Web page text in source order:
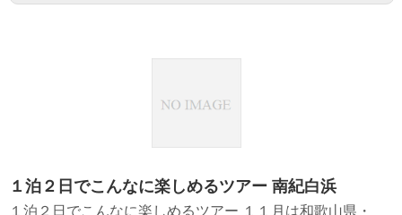
１泊２日でこんなに楽しめるツアー 南紀白浜
１泊２日でこんなに楽しめるツアー １１月は和歌山県・